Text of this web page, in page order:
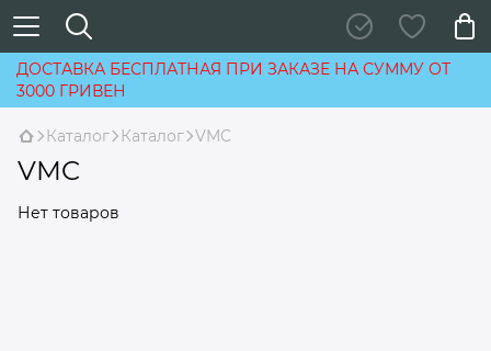
ДОСТАВКА БЕСПЛАТНАЯ ПРИ ЗАКАЗЕ НА СУММУ ОТ
3000 ГРИВЕН
Каталог Каталог VMC
VMC
Нет товаров